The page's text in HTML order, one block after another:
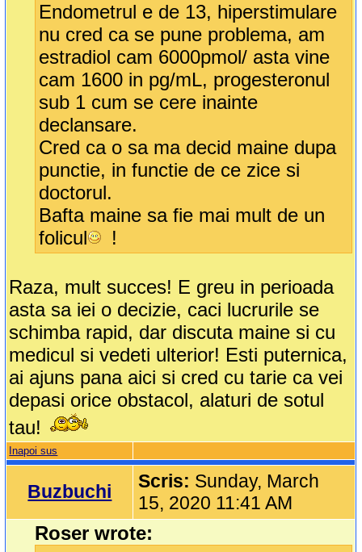
Endometrul e de 13, hiperstimulare
nu cred ca se pune problema, am
estradiol cam 6000pmol/ asta vine
cam 1600 in pg/mL, progesteronul
sub 1 cum se cere inainte
declansare.
Cred ca o sa ma decid maine dupa
punctie, in functie de ce zice si
doctorul.
Bafta maine sa fie mai mult de un
folicul
!
Raza, mult succes! E greu in perioada
asta sa iei o decizie, caci lucrurile se
schimba rapid, dar discuta maine si cu
medicul si vedeti ulterior! Esti puternica,
ai ajuns pana aici si cred cu tarie ca vei
depasi orice obstacol, alaturi de sotul
tau!
Inapoi sus
Buzbuchi Scris: Sunday, March
15, 2020 11:41 AM
Roser wrote: